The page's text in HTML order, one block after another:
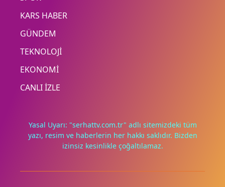
Deneyimini iyileştirmek ve içeriğimizi geliştirmek için çerezler
KARS HABER
GÜNDEM
TEKNOLOJİ
EKONOMİ
CANLI İZLE
Yasal Uyarı: "serhattv.com.tr" adlı sitemizdeki tüm
yazı, resim ve haberlerin her hakkı saklıdır. Bizden
izinsiz kesinlikle çoğaltılamaz.